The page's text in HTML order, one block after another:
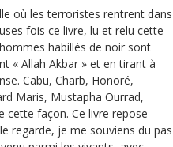
où les terroristes rentrent dans
fois ce livre, lu et relu cette
habillés de noir sont
« Allah Akbar » et en tirant à
Cabu, Charb, Honoré,
Maris, Mustapha Ourrad,
cette façon. Ce livre repose
regarde, je me souviens du pas